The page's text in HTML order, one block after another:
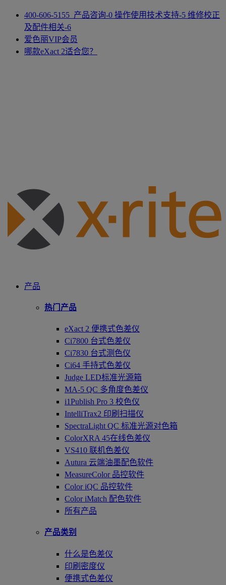
400-606-5155 产品咨询-0 操作使用技术支持-5 维修校正
及配件相关-6
爱色丽VIP会员
哪款eXact 2适合您？
产品
热门产品
eXact 2 便携式色差仪
Ci7800 台式色差仪
Ci7830 台式测色仪
Ci64 手持式色差仪
Judge LED标准光源箱
MA-5 QC 多角度色差仪
i1Publish Pro 3 校色仪
IntelliTrax2 印刷扫描仪
SpectraLight QC 标准光源对色箱
ColorXRA 45在线色差仪
VS410 联机色差仪
Autura 云端油墨配色软件
MeasureColor 品控软件
Color iQC 品控软件
Color iMatch 配色软件
所有产品
产品类别
什么是色差仪
印刷密度仪
便携式色差仪